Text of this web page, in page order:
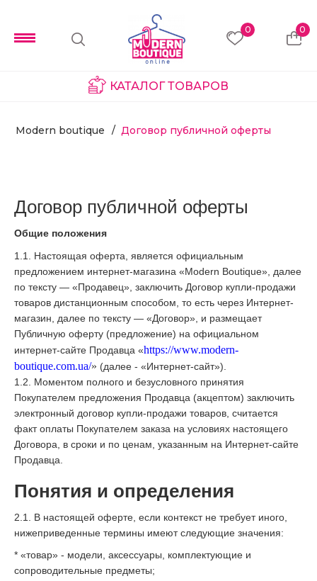
0 0
КАТАЛОГ ТОВАРОВ
Modern boutique Договор публичной оферты
Договор публичной оферты
Общие положения
1.1. Настоящая оферта, является официальным
предложением интернет-магазина «Modern Boutique», далее
по тексту — «Продавец», заключить Договор купли-продажи
товаров дистанционным способом, то есть через Интернет-
магазин, далее по тексту — «Договор», и размещает
Публичную оферту (предложение) на официальном
интернет-сайте Продавца «https://www.modern-
boutique.com.ua/» (далее - «Интернет-сайт»).
1.2. Моментом полного и безусловного принятия
Покупателем предложения Продавца (акцептом) заключить
электронный договор купли-продажи товаров, считается
факт оплаты Покупателем заказа на условиях настоящего
Договора, в сроки и по ценам, указанным на Интернет-сайте
Продавца.
Понятия и определения
2.1. В настоящей оферте, если контекст не требует иного,
нижеприведенные термины имеют следующие значения:
* «товар» - модели, аксессуары, комплектующие и
сопроводительные предметы;